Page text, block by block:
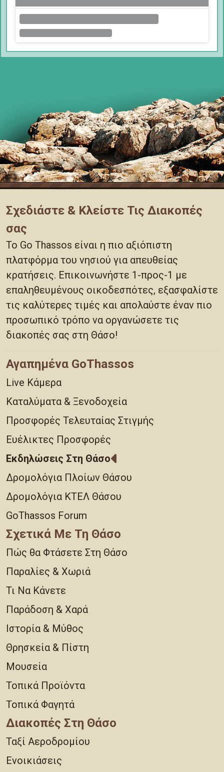
Σχεδιάστε & Κλείστε Τις Διακοπές
σας
Το Go Thassos είναι η πιο αξιόπιστη
πλατφόρμα του νησιού για απευθείας
κρατήσεις. Επικοινωνήστε 1-προς-1 με
επαληθευμένους οικοδεσπότες, εξασφαλίστε
τις καλύτερες τιμές και απολαύστε έναν πιο
προσωπικό τρόπο να οργανώσετε τις
διακοπές σας στη Θάσο!
Αγαπημένα GoThassos
Live Κάμερα
Καταλύματα & Ξενοδοχεία
Προσφορές Τελευταίας Στιγμής
Ευέλικτες Προσφορές
Εκδηλώσεις Στη Θάσο
Δρομολόγια Πλοίων Θάσου
Δρομολόγια ΚΤΕΛ Θάσου
GoThassos Forum
Σχετικά Με Τη Θάσο
Πώς θα Φτάσετε Στη Θάσο
Παραλίες & Χωριά
Τι Να Κάνετε
Παράδοση & Χαρά
Ιστορία & Μύθος
Θρησκεία & Πίστη
Μουσεία
Τοπικά Προϊόντα
Τοπικά Φαγητά
Διακοπές Στη Θάσο
Ταξί Αεροδρομίου
Ενοικιάσεις